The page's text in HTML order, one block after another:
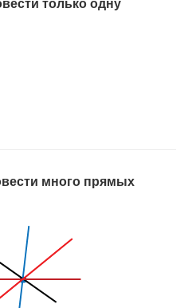
много прямых